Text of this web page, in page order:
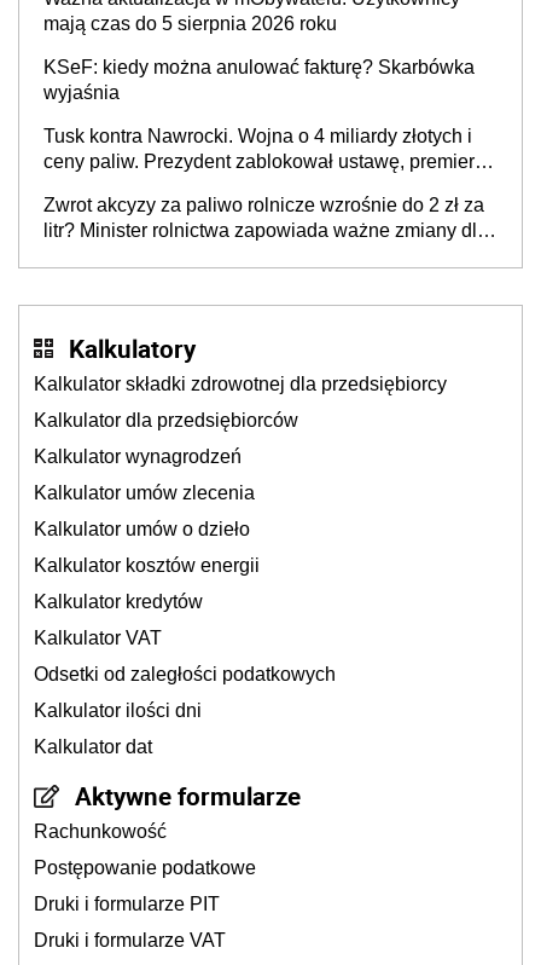
mają czas do 5 sierpnia 2026 roku
KSeF: kiedy można anulować fakturę? Skarbówka
wyjaśnia
Tusk kontra Nawrocki. Wojna o 4 miliardy złotych i
ceny paliw. Prezydent zablokował ustawę, premier
kierowców”
Zwrot akcyzy za paliwo rolnicze wzrośnie do 2 zł za
litr? Minister rolnictwa zapowiada ważne zmiany dla
Kalkulatory
Kalkulator składki zdrowotnej dla przedsiębiorcy
Kalkulator dla przedsiębiorców
Kalkulator wynagrodzeń
Kalkulator umów zlecenia
Kalkulator umów o dzieło
Kalkulator kosztów energii
Kalkulator kredytów
Kalkulator VAT
Odsetki od zaległości podatkowych
Kalkulator ilości dni
Kalkulator dat
Aktywne formularze
Rachunkowość
Postępowanie podatkowe
Druki i formularze PIT
Druki i formularze VAT